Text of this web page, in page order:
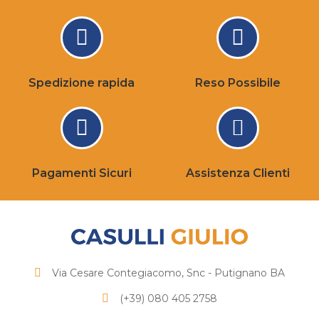
Spedizione rapida Reso Possibile
Pagamenti Sicuri Assistenza Clienti
Via Cesare Contegiacomo, Snc - Putignano BA
(+39) 080 405 2758